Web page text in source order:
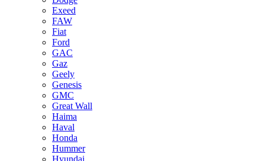
Exeed
FAW
Fiat
Ford
GAC
Gaz
Geely
Genesis
GMC
Great Wall
Haima
Haval
Honda
Hummer
Hyundai